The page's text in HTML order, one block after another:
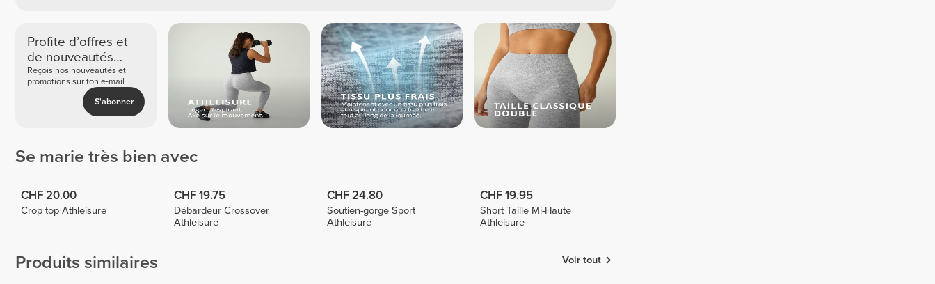
Profite d’offres et
de nouveautés
exclusives
Reçois nos nouveautés et
promotions sur ton e-mail
S'abonner
Se marie très bien avec
CHF 20.00
Crop top Athleisure
CHF 19.75
Débardeur Crossover
Athleisure
CHF 24.80
Soutien-gorge Sport
Athleisure
CHF 19.95
Short Taille Mi-Haute
Athleisure
Produits similaires Voir tout